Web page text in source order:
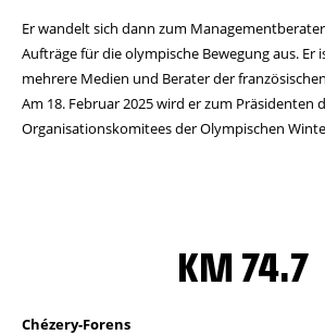
Er wandelt sich dann zum
Aufträge für die olympische Bewegung aus. Er
mehrere Medien und Berater der
Am 18. Februar 2025 wird er zum Präsidenten
Organisationskomitees der Olympischen
KM 74.7
Chézery-Forens